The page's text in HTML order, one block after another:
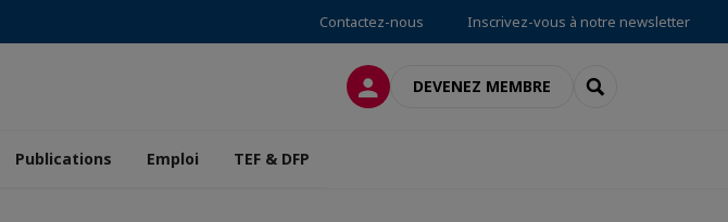
Contactez-nous Inscrivez-vous à notre newsletter
CONNEXIONDEVENEZ MEMBRE RECHERCHER
Publications Emploi TEF & DFP